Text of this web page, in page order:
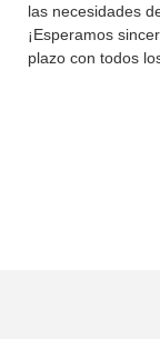
las necesidades
¡Esperamos
plazo con todos